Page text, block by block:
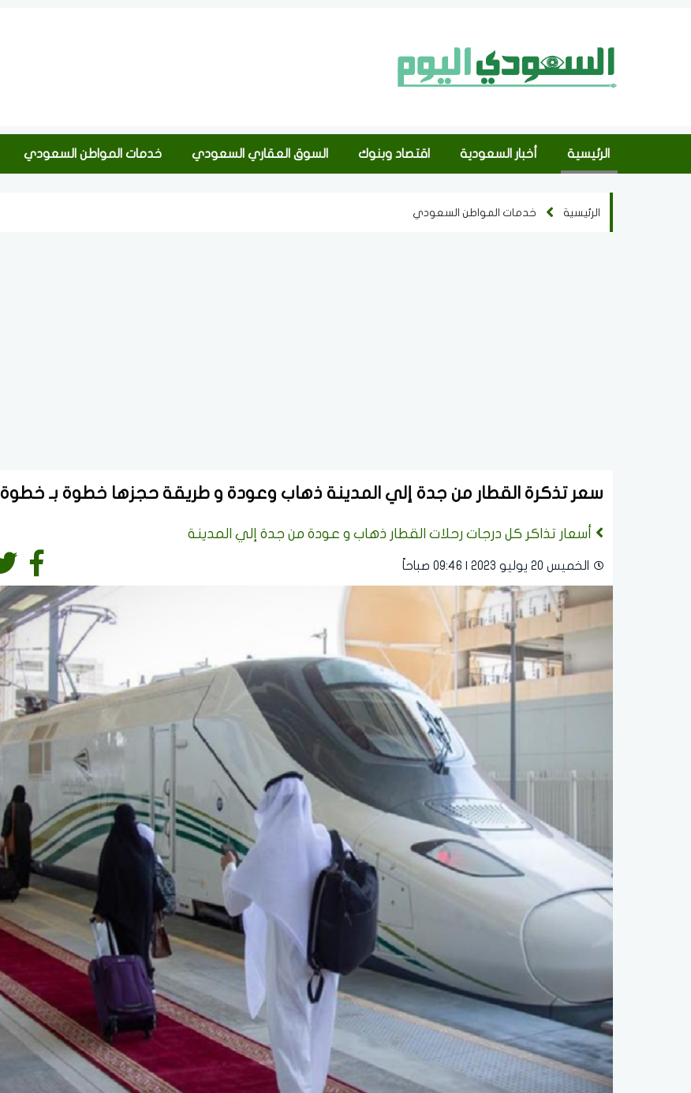
الرئيسية أخبار السعودية اقتصاد وبنوك السوق العقاري السعودي خدمات المواطن السعودي
الرئيسية خدمات المواطن السعودي
سعر تذكرة القطار من جدة إلي المدينة ذهاب وعودة و طريقة حجزها خطوة بـ خطوة
أسعار تذاكر كل درجات رحلات القطار ذهاب و عودة من جدة إلي المدينة
الخميس 20 يوليو 2023 | 09:46 صباحاً